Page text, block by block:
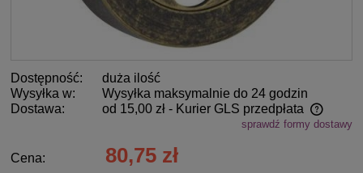
Dostępność:
duża ilość
Wysyłka w:
Wysyłka maksymalnie do 24 godzin
Dostawa:
od 15,00 zł - Kurier GLS przedpłata
Cena nie zawiera ewentualnych kosztów płatnościsprawdź formy dostawy
Cena: 80,75 zł